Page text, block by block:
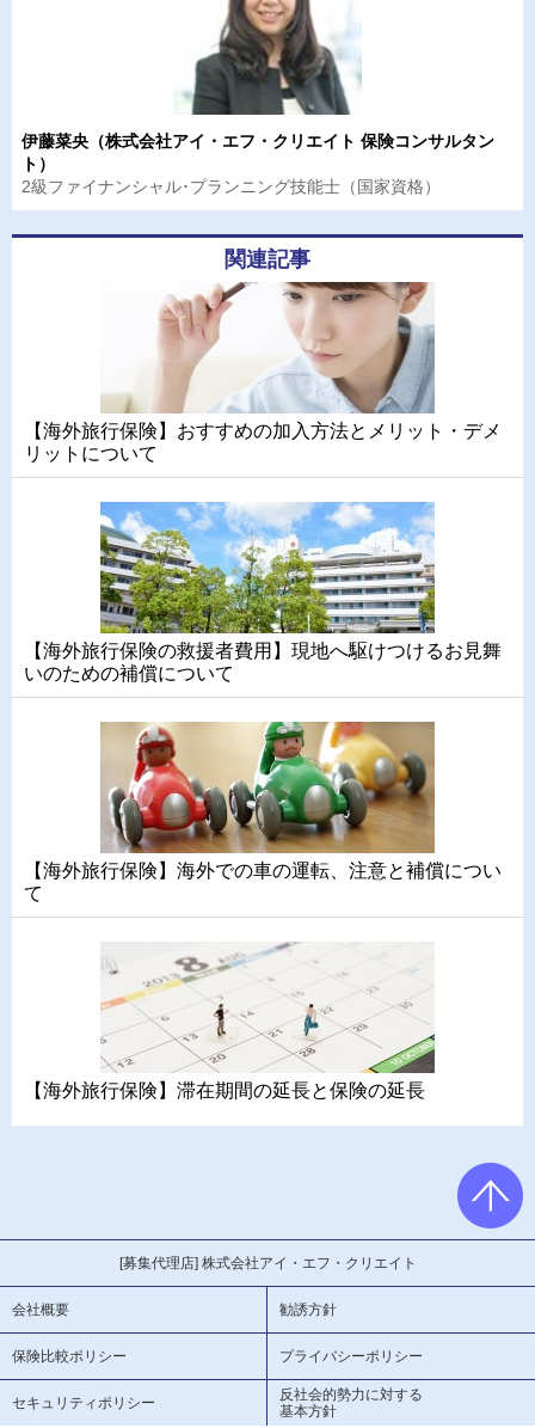
伊藤菜央（株式会社アイ・エフ・クリエイト 保険コンサルタン
ト）
2級ファイナンシャル･プランニング技能士（国家資格）
関連記事
【海外旅行保険】おすすめの加入方法とメリット・デメ
リットについて
【海外旅行保険の救援者費用】現地へ駆けつけるお見舞
いのための補償について
【海外旅行保険】海外での車の運転、注意と補償につい
て
【海外旅行保険】滞在期間の延長と保険の延長
[募集代理店] 株式会社アイ・エフ・クリエイト
会社概要 勧誘方針
保険比較ポリシー プライバシーポリシー
セキュリティポリシー
反社会的勢力に対する
基本方針